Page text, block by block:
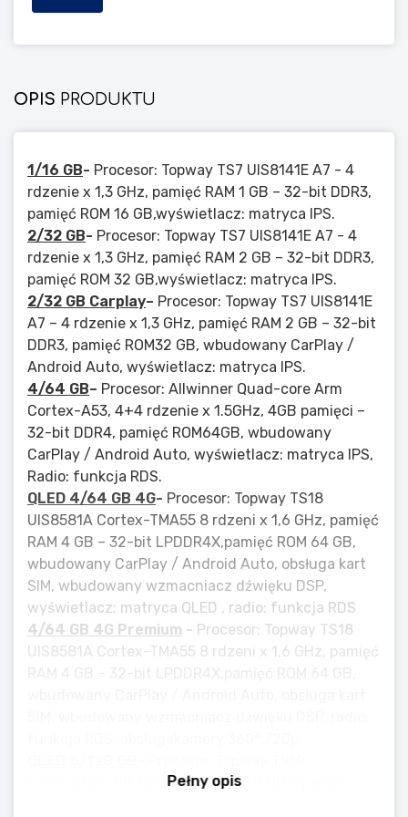
OPIS PRODUKTU
1/16 GB- Procesor: Topway TS7 UIS8141E A7 - 4
rdzenie x 1,3 GHz, pamięć RAM 1 GB – 32-bit DDR3,
pamięć ROM 16 GB,wyświetlacz: matryca IPS.
2/32 GB- Procesor: Topway TS7 UIS8141E A7 - 4
rdzenie x 1,3 GHz, pamięć RAM 2 GB – 32-bit DDR3,
pamięć ROM 32 GB,wyświetlacz: matryca IPS.
2/32 GB Carplay– Procesor: Topway TS7 UIS8141E
A7 – 4 rdzenie x 1,3 GHz, pamięć RAM 2 GB – 32-bit
DDR3, pamięć ROM32 GB, wbudowany CarPlay /
Android Auto, wyświetlacz: matryca IPS.
4/64 GB– Procesor: Allwinner Quad-core Arm
Cortex-A53, 4+4 rdzenie x 1.5GHz, 4GB pamięci –
32-bit DDR4, pamięć ROM64GB, wbudowany
CarPlay / Android Auto, wyświetlacz: matryca IPS,
Radio: funkcja RDS.
QLED 4/64 GB 4G- Procesor: Topway TS18
UIS8581A Cortex-TMA55 8 rdzeni x 1,6 GHz, pamięć
RAM 4 GB – 32-bit LPDDR4X,pamięć ROM 64 GB,
wbudowany CarPlay / Android Auto, obsługa kart
SIM, wbudowany wzmacniacz dźwięku DSP,
wyświetlacz: matryca QLED , radio: funkcja RDS
4/64 GB 4G Premium - Procesor: Topway TS18
UIS8581A Cortex-TMA55 8 rdzeni x 1,6 GHz, pamięć
Spreadtrum UIS7862A 8 core x 1.8 GHz, pamięć
Pełny opis